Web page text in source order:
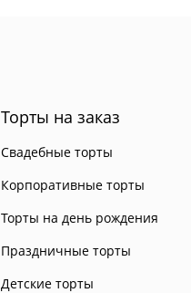
Торты на заказ
Свадебные торты
Корпоративные торты
Торты на день рождения
Праздничные торты
Детские торты